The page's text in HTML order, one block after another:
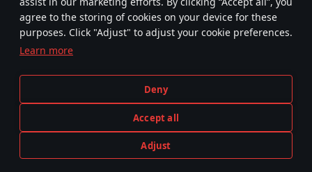
agree to the storing of cookies on your device for these
purposes. Click "Adjust" to adjust your cookie preferences.
Learn more
Deny
Accept all
Adjust
Smluvní podmínky
Pravidla soukromí
Nastavení souborů cookie
jakýmkoli výrobcem zbraně nebo vozidla.
HREJTE TEĎ